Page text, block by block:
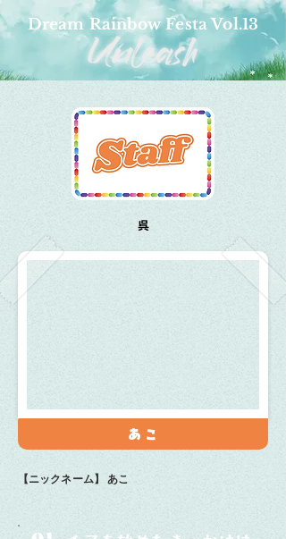
Dream Rainbow Festa Vol.13
呉
あこ
【ニックネーム】 あこ